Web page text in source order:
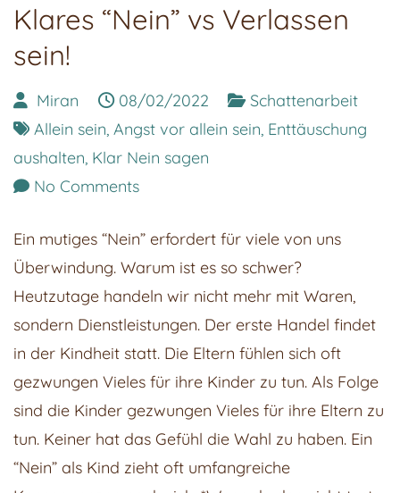
Klares “Nein” vs Verlassen
sein!
Miran 08/02/2022
Schattenarbeit
Allein sein, Angst vor allein sein, Enttäuschung
aushalten, Klar Nein sagen
No Commentson
“Nein”
vs
Verlassen
sein!
Ein mutiges “Nein” erfordert für viele von uns
Überwindung. Warum ist es so schwer?
Heutzutage handeln wir nicht mehr mit Waren,
sondern Dienstleistungen. Der erste Handel findet
in der Kindheit statt. Die Eltern fühlen sich oft
gezwungen Vieles für ihre Kinder zu tun. Als Folge
sind die Kinder gezwungen Vieles für ihre Eltern zu
tun. Keiner hat das Gefühl die Wahl zu haben. Ein
“Nein” als Kind zieht oft umfangreiche